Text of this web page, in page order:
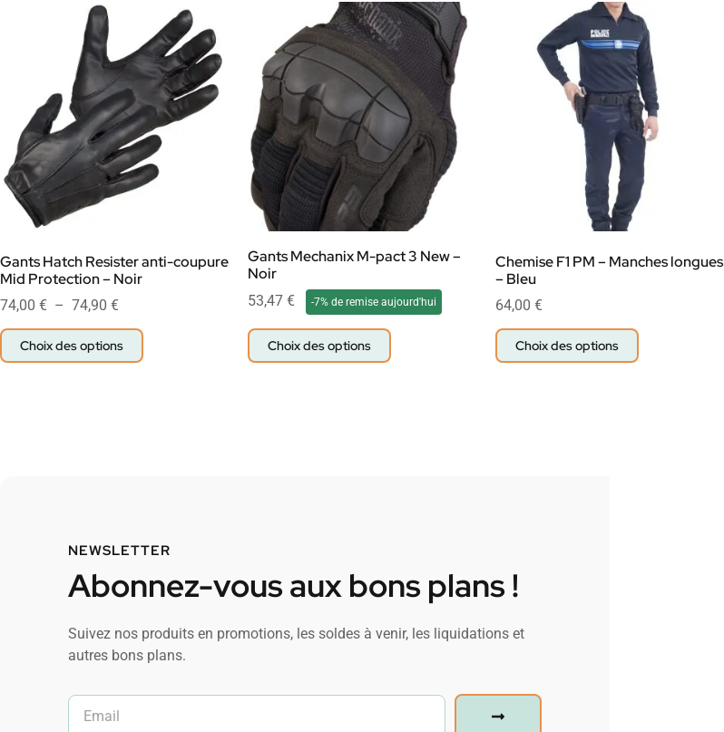
Gants Hatch Resister anti-coupure
Mid Protection – Noir
74,00 € – 74,90 €
Choix des options
Gants Mechanix M-pact 3 New –
Noir
53,47 € -7% de remise aujourd'hui
Choix des options
Chemise F1 PM – Manches longues
– Bleu
64,00 €
Choix des options
NEWSLETTER
Abonnez-vous aux bons plans !
Suivez nos produits en promotions, les soldes à venir, les liquidations et
autres bons plans.